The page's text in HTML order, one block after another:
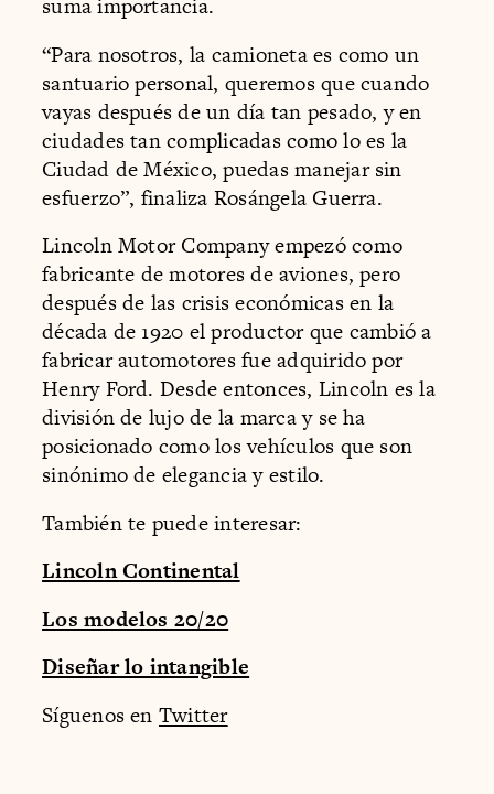
suma importancia.
“Para nosotros, la camioneta es como un
santuario personal, queremos que cuando
vayas después de un día tan pesado, y en
ciudades tan complicadas como lo es la
Ciudad de México, puedas manejar sin
esfuerzo”, finaliza Rosángela Guerra.
Lincoln Motor Company empezó como
fabricante de motores de aviones, pero
después de las crisis económicas en la
década de 1920 el productor que cambió a
fabricar automotores fue adquirido por
Henry Ford. Desde entonces, Lincoln es la
división de lujo de la marca y se ha
posicionado como los vehículos que son
sinónimo de elegancia y estilo.
También te puede interesar:
Lincoln Continental
Los modelos 20/20
Diseñar lo intangible
Síguenos en Twitter